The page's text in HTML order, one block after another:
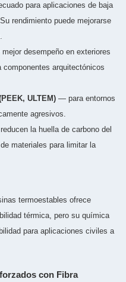
para aplicaciones de baja
rendimiento puede mejorarse
desempeño en exteriores
arquitectónicos
ULTEM) — para entornos
agresivos.
la huella de carbono del
materiales para limitar la
termoestables ofrece
térmica, pero su química
para aplicaciones civiles a
con Fibra